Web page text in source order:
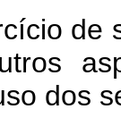
de
dos